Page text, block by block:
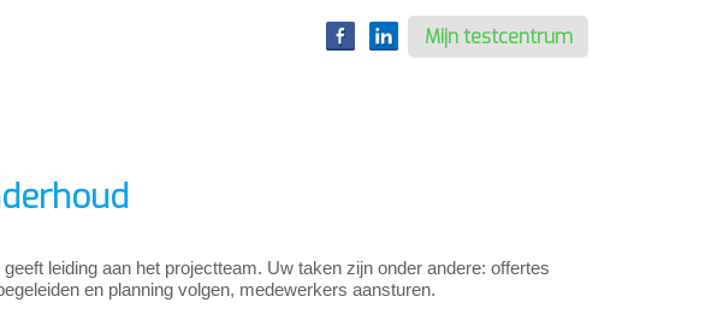
Mijn testcentrum
leiding aan het projectteam. Uw taken zijn onder andere: offertes
en planning volgen, medewerkers aansturen.